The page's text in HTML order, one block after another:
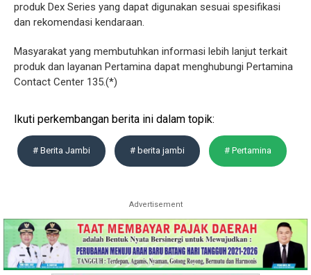
produk Dex Series yang dapat digunakan sesuai spesifikasi
dan rekomendasi kendaraan.
Masyarakat yang membutuhkan informasi lebih lanjut terkait
produk dan layanan Pertamina dapat menghubungi Pertamina
Contact Center 135.(*)
Ikuti perkembangan berita ini dalam topik:
# Berita Jambi # berita jambi # Pertamina
Advertisement